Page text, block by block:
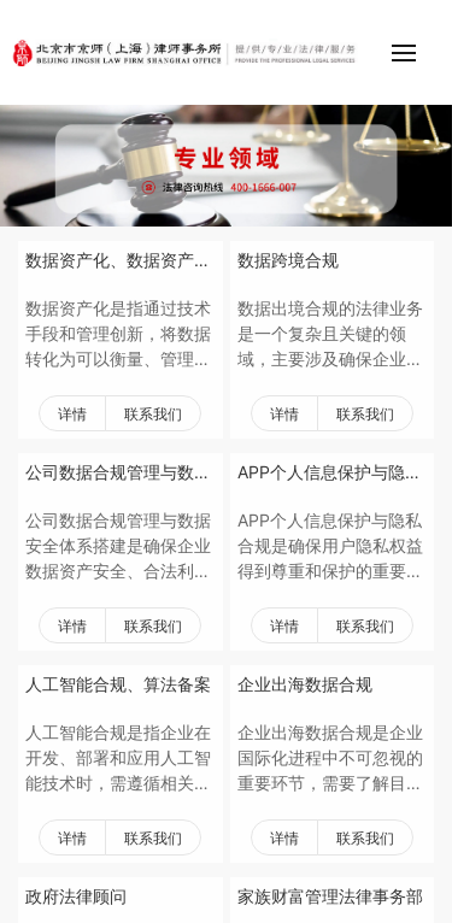
数据资产化、数据资产入
数据资产化是指通过技术
手段和管理创新，将数据
转化为可以衡量、管理和
及数据的收集、存储、分
析，以及通过深度挖掘和
应用实现数据的价值最大
化。随着相关法律法规的
完善和市场的不断发展，
数据资产化业务正逐渐成
为企业数字化转型和实现
数据价值的重要途径。同
时，数据资产化也面临着
数据安全、隐私保护等挑
的同时加强合规管理和风
详情 联系我们
数据跨境合规
数据出境合规的法律业务
是一个复杂且关键的领
域，主要涉及确保企业在
外相关法律法规，保护个
人隐私和数据安全。主要
业务包括：合规咨询、合
规审查、安全评估、合同
订立等。
详情 联系我们
公司数据合规管理与数据
公司数据合规管理与数据
安全体系搭建是确保企业
数据资产安全、合法利用
了解法律法规、制定数据
隐私政策、设立数据保护
官（DPO）、培训与意识
提升数据安全体系搭建、
数据分类与分级、加密与
访问控制、安全监控与防
御、数据备份与恢复、持
续改进与评估等环节。
详情 联系我们
APP个人信息保护与隐私
APP个人信息保护与隐私
合规是确保用户隐私权益
得到尊重和保护的重要方
营者及监管机构共同努
力，确保用户隐私权益得
到充分保障。
详情 联系我们
人工智能合规、算法备案
人工智能合规是指企业在
开发、部署和应用人工智
能技术时，需遵循相关法
规范，确保技术的合法、
正当和有序使用。算法备
案是指企业在提供基于算
法的互联网信息服务时，
详情 联系我们
企业出海数据合规
企业出海数据合规是企业
国际化进程中不可忽视的
重要环节，需要了解目标
合规策略、建立数据保护
机制并持续监测与评估，
是一个复杂而细致的过
程，需要企业从多个方面
详情 联系我们
政府法律顾问 家族财富管理法律事务部